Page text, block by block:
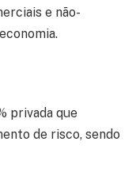
e não-
privada que
de risco, sendo